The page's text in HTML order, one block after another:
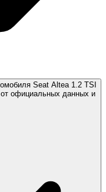
Seat Altea 1.2 TSI
официальных данных и